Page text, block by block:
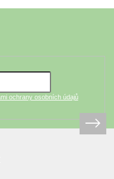
ochrany osobních údajů